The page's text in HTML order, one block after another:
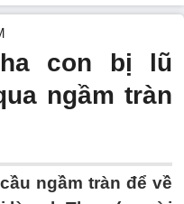
con bị lũ
ngầm tràn
ngầm tràn để về